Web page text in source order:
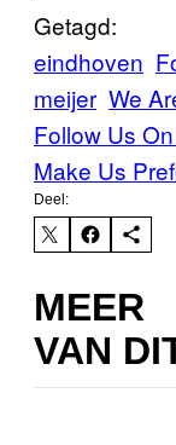
Getagd:
eindhoven
meijer We
Follow Us
Make Us
Deel:
MEER
VAN